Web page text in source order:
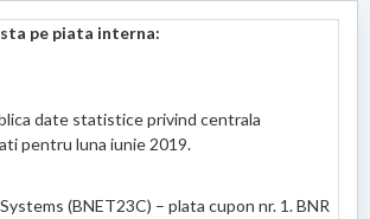
pe piata interna:
date statistice privind centrala
pentru luna iunie 2019.
(BNET23C) – plata cupon nr. 1. BNR